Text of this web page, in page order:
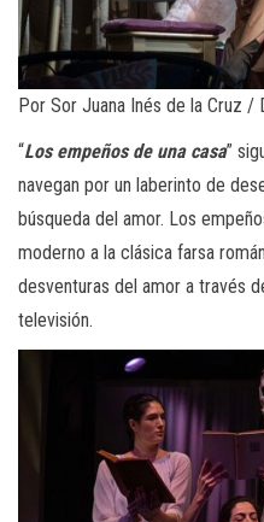
Por Sor Juana Inés de la Cruz /
“Los empeños de una casa”
navegan por un laberinto de
búsqueda del amor. Los
moderno a la clásica farsa
desventuras del amor a través
televisión.